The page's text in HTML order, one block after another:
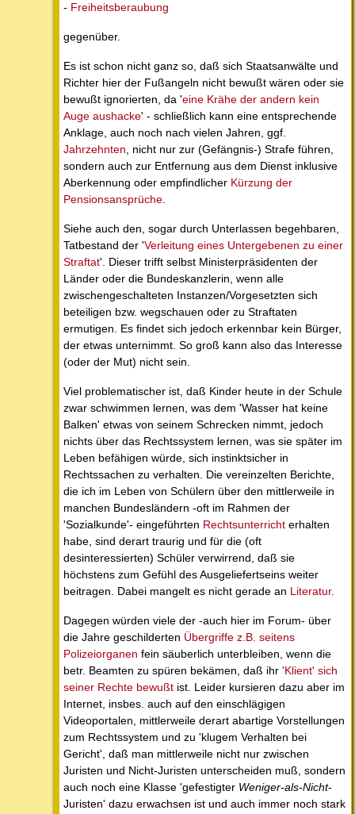
- Freiheitsberaubung
gegenüber.
Es ist schon nicht ganz so, daß sich Staatsanwälte und
Richter hier der Fußangeln nicht bewußt wären oder sie
bewußt ignorierten, da 'eine Krähe der andern kein
Auge aushacke' - schließlich kann eine entsprechende
Anklage, auch noch nach vielen Jahren, ggf.
Jahrzehnten , nicht nur zur (Gefängnis-) Strafe führen,
sondern auch zur Entfernung aus dem Dienst inklusive
Aberkennung oder empfindlicher Kürzung der
Pensionsansprüche
Siehe auch den, sogar durch Unterlassen begehbaren,
Tatbestand der 'Verleitung eines Untergebenen zu einer
Straftat'. Dieser trifft selbst Ministerpräsidenten der
Länder oder die Bundeskanzlerin, wenn alle
zwischengeschalteten Instanzen/Vorgesetzten sich
beteiligen bzw. wegschauen oder zu Straftaten
ermutigen. Es findet sich jedoch erkennbar kein Bürger,
der etwas unternimmt. So groß kann also das Interesse
(oder der Mut) nicht sein.
Viel problematischer ist, daß Kinder heute in der Schule
zwar schwimmen lernen, was dem 'Wasser hat keine
Balken' etwas von seinem Schrecken nimmt, jedoch
nichts über das Rechtssystem lernen, was sie später im
Leben befähigen würde, sich instinktsicher in
Rechtssachen zu verhalten. Die vereinzelten Berichte,
die ich im Leben von Schülern über den mittlerweile in
manchen Bundesländern -oft im Rahmen der
'Sozialkunde'- eingeführten Rechtsunterricht erhalten
habe, sind derart traurig und für die (oft
desinteressierten) Schüler verwirrend, daß sie
höchstens zum Gefühl des Ausgeliefertseins weiter
beitragen. Dabei mangelt es nicht gerade an Literatur.
Dagegen würden viele der -auch hier im Forum- über
die Jahre geschilderten Übergriffe z.B. seitens
Polizeiorganen fein säuberlich unterbleiben, wenn die
betr. Beamten zu spüren bekämen, daß ihr 'Klient' sich
seiner Rechte bewußt ist. Leider kursieren dazu aber im
Internet, insbes. auch auf den einschlägigen
Videoportalen, mittlerweile derart abartige Vorstellungen
zum Rechtssystem und zu 'klugem Verhalten bei
Gericht', daß man mittlerweile nicht nur zwischen
Juristen und Nicht-Juristen unterscheiden muß, sondern
auch noch eine Klasse 'gefestigter Weniger-als-Nicht-
Juristen' dazu erwachsen ist und auch immer noch stark